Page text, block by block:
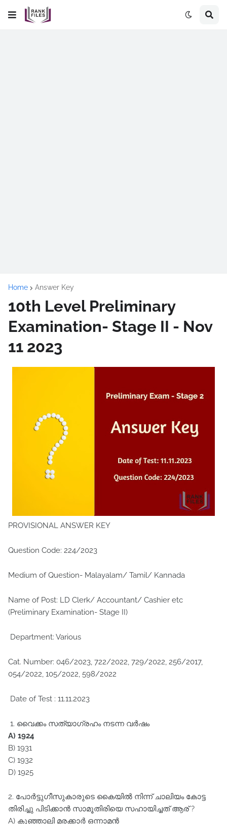
Home Answer Key
10th Level Preliminary
Examination- Stage II - Nov
11 2023
PROVISIONAL ANSWER KEY
Question Code: 224/2023
Medium of Question- Malayalam/ Tamil/ Kannada
Name of Post: LD Clerk/ Accountant/ Cashier etc
(Preliminary Examination- Stage II)
Department: Various
Cat. Number: 046/2023, 722/2022, 729/2022, 256/2017,
054/2022, 105/2022, 598/2022
Date of Test : 11.11.2023
1. വൈക്കം സത്യാഗ്രഹം നടന്ന വർഷം
A) 1924
B) 1931
C) 1932
D) 1925
2. പോർട്ടുഗീസുകാരുടെ കൈയിൽ നിന്ന്‌ ചാലിയം കോട്ട
തിരിച്ചു പിടിക്കാൻ സാമൂതിരിയെ സഹായിച്ചത്‌ ആര്‌ ?
A) കുഞ്ഞാലി മരക്കാർ ഒന്നാമൻ